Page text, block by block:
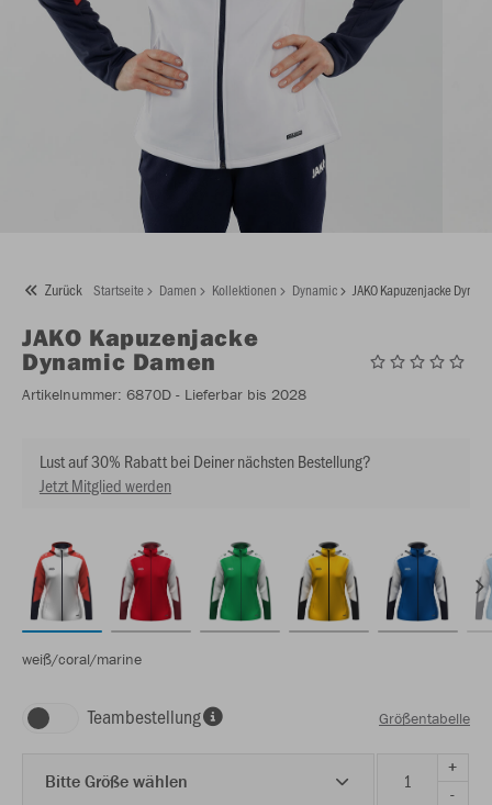
Zurück Startseite Damen Kollektionen Dynamic JAKO Kapuzenjacke
JAKO Kapuzenjacke
Dynamic Damen
Artikelnummer: 6870D - Lieferbar bis 2028
Lust auf 30% Rabatt bei Deiner nächsten Bestellung?
Jetzt Mitglied werden
weiß/coral/marine
Teambestellung Größentabelle
Bitte Größe wählen
+
-